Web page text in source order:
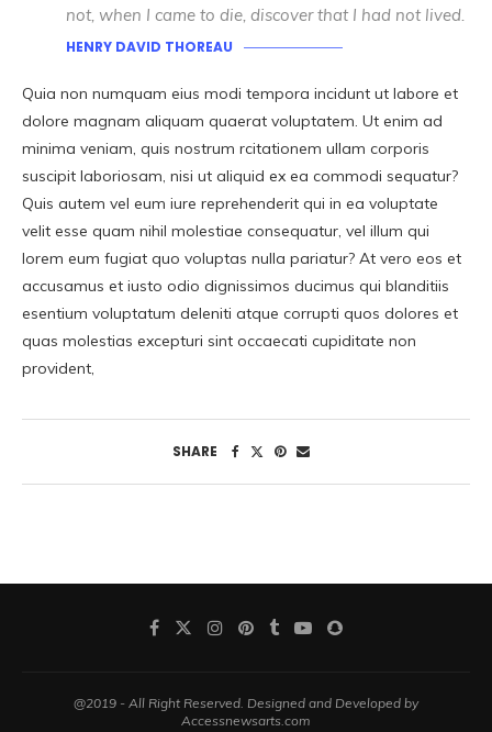
not, when I came to die, discover that I had not lived.
HENRY DAVID THOREAU
Quia non numquam eius modi tempora incidunt ut labore et
dolore magnam aliquam quaerat voluptatem. Ut enim ad
minima veniam, quis nostrum rcitationem ullam corporis
suscipit laboriosam, nisi ut aliquid ex ea commodi sequatur?
Quis autem vel eum iure reprehenderit qui in ea voluptate
velit esse quam nihil molestiae consequatur, vel illum qui
lorem eum fugiat quo voluptas nulla pariatur? At vero eos et
accusamus et iusto odio dignissimos ducimus qui blanditiis
esentium voluptatum deleniti atque corrupti quos dolores et
quas molestias excepturi sint occaecati cupiditate non
provident,
SHARE
@2019 - All Right Reserved. Designed and Developed by
Accessnewsarts.com